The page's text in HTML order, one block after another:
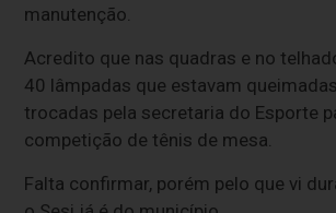
manutenção.
Acredito que nas quadras e no
40 lâmpadas que estavam
trocadas pela secretaria do Esporte
competição de tênis de mesa.
Falta confirmar, porém pelo que vi